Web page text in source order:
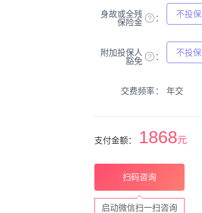
身故或全残
保险金
不投保
附加投保人
豁免
不投保
交费频率 年交
支付金额： 1868元
扫码咨询
启动微信扫一扫咨询